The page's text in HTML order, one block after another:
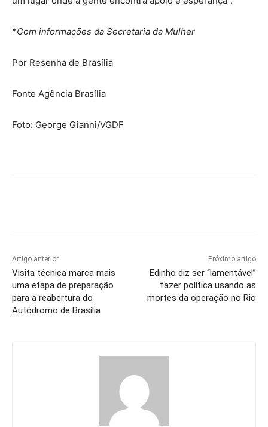
*Com informações da Secretaria da Mulher
Por Resenha de Brasília
Fonte Agência Brasília
Foto: George Gianni/VGDF
Artigo anterior
Visita técnica marca mais
uma etapa de preparação
para a reabertura do
Autódromo de Brasília
Próximo artigo
Edinho diz ser “lamentável”
fazer política usando as
mortes da operação no Rio